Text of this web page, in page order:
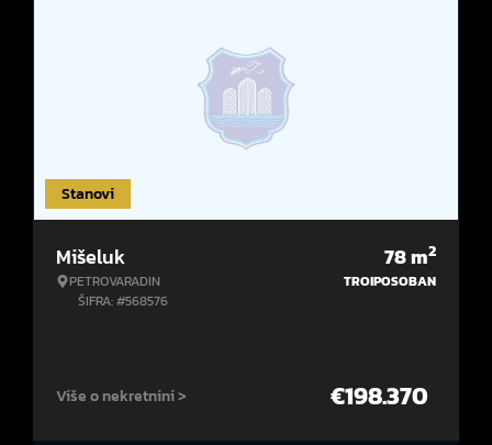
Stanovi
Mišeluk
PETROVARADIN
ŠIFRA: #568576
78m2
TROIPOSOBAN
Više o nekretnini > €198.370